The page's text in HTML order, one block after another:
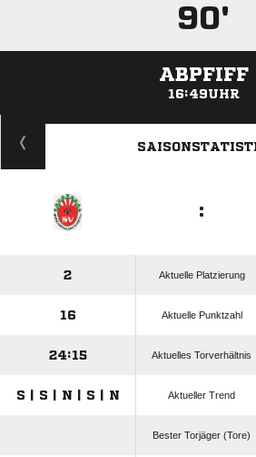
90'
ABPFIFF
16:49UHR
ANZEIGE
:
2 Aktuelle Platzierung
16 Aktuelle Punktzahl
24:15 Aktuelles Torverhältnis
S | S | N | S | N Aktueller Trend
Bester Torjäger (Tore)